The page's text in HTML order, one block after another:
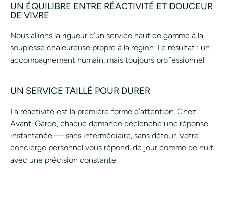
UN ÉQUILIBRE ENTRE RÉACTIVITÉ ET DOUCEUR
DE VIVRE
Nous allions la rigueur d’un service haut de gamme à la
souplesse chaleureuse propre à la région. Le résultat : un
accompagnement humain, mais toujours professionnel.
UN SERVICE TAILLÉ POUR DURER
La réactivité est la première forme d’attention. Chez
Avant-Garde, chaque demande déclenche une réponse
instantanée — sans intermédiaire, sans détour. Votre
concierge personnel vous répond, de jour comme de nuit,
avec une précision constante.